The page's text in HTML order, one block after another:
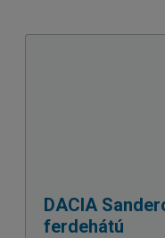
DACIA
ferdehátú